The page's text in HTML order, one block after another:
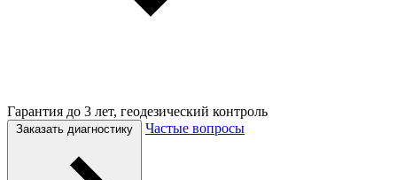
Гарантия до 3 лет, геодезический контроль
Частые вопросы